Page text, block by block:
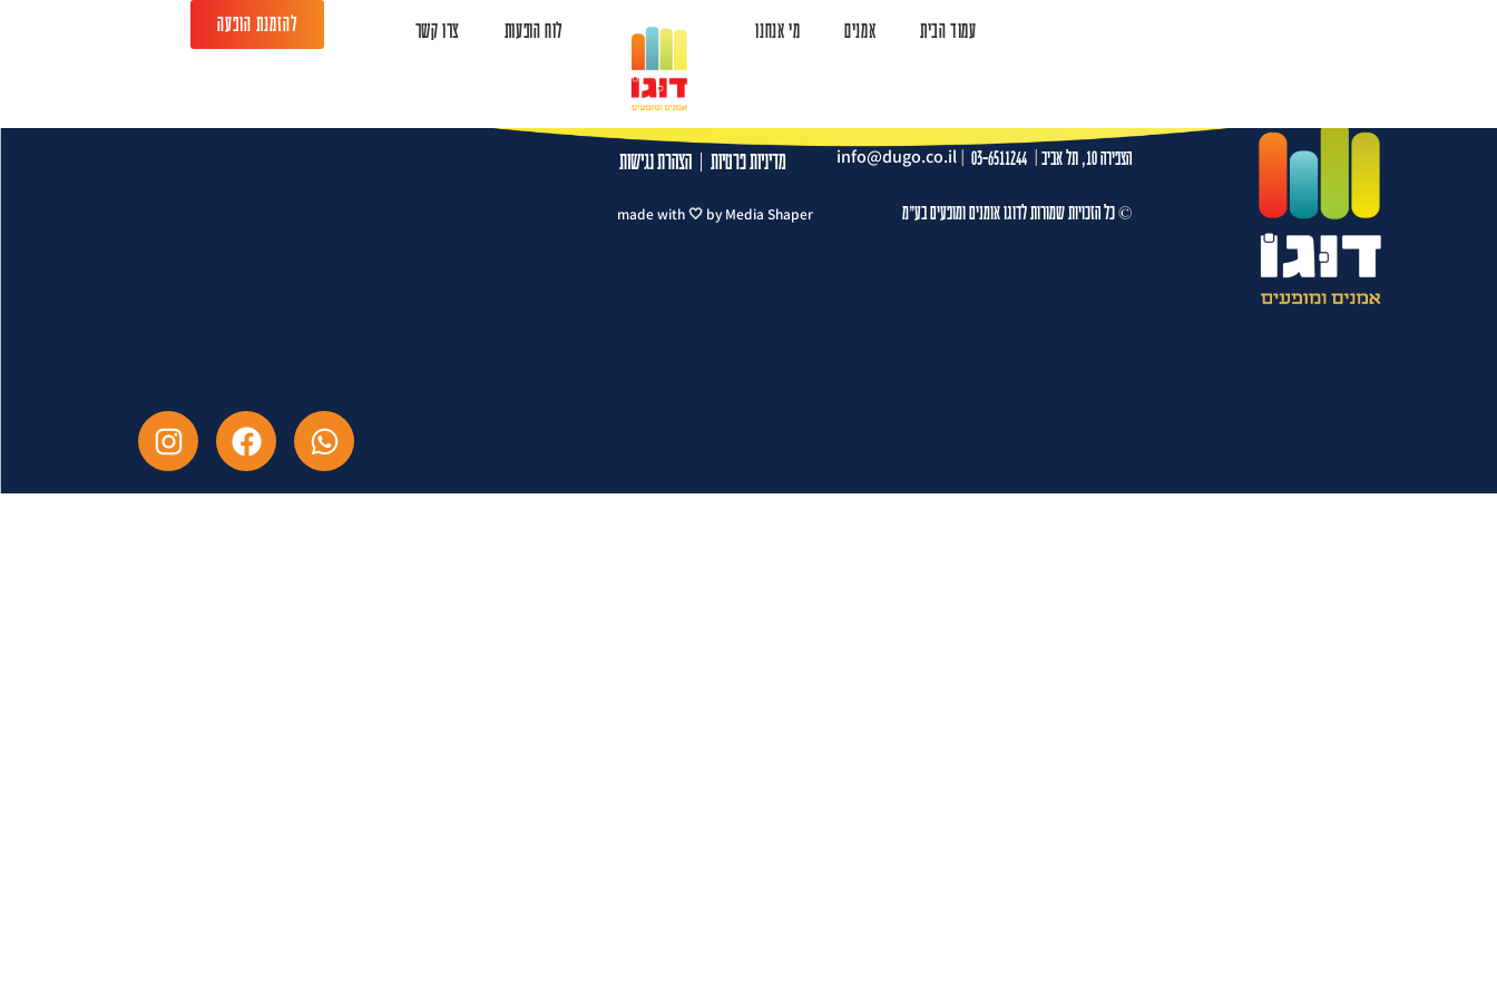
עמוד הבית אמנים מי אנחנו לוח הופעות צרו קשר להזמנת הופעה
לוח הופעות
הצפירה 10, תל אביב |
03-6511244
|
info@dugo.co.il מדיניות פרטיות| הצהרת נגישות
© כל הזכויות שמורות לדוגו אומנים ומופעים בע"מ made with 🤍 by Media Shaper